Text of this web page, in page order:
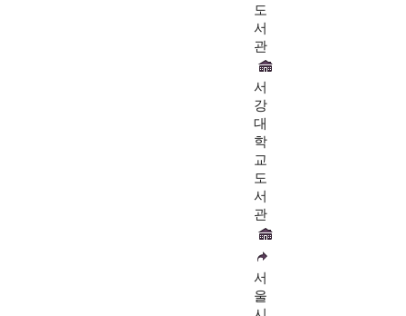
도
서
관
서
강
대
학
교
도
서
관
서
울